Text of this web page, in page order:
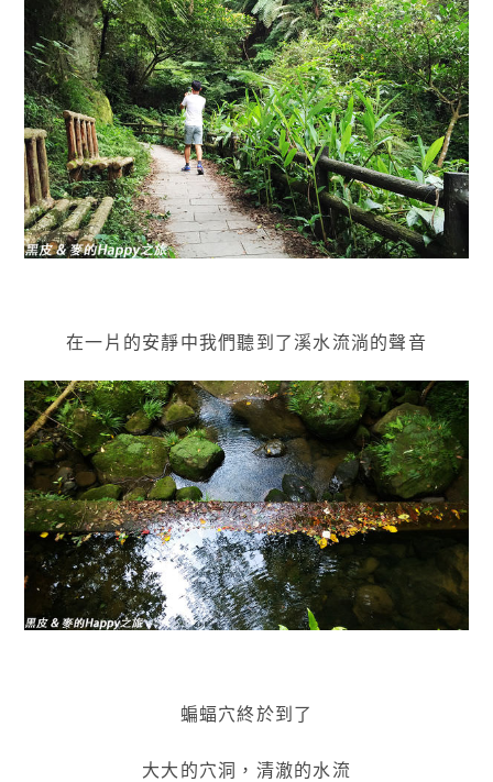
在一片的安靜中我們聽到了溪水流淌的聲音
蝙蝠穴終於到了
大大的穴洞，清澈的水流